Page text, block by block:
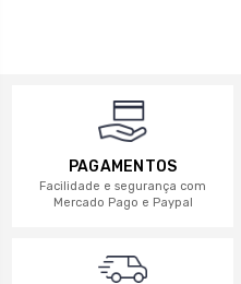
PAGAMENTOS
Facilidade e segurança com
Mercado Pago e Paypal